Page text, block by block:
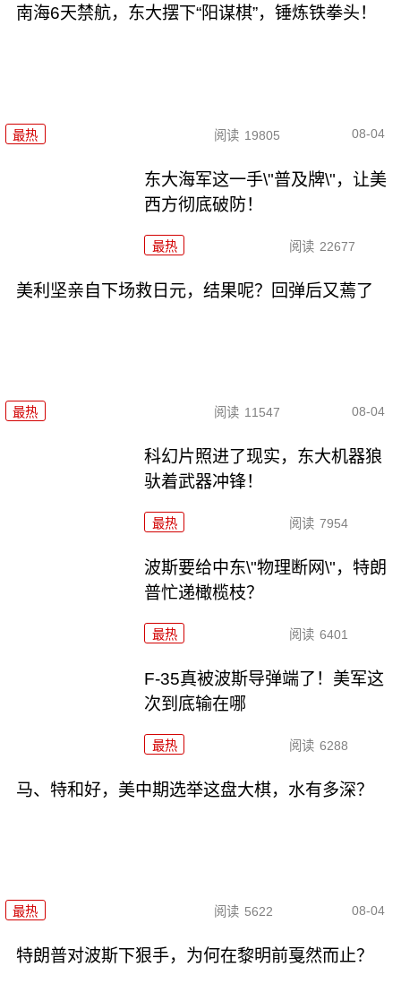
南海6天禁航，东大摆下“阳谋棋”，锤炼铁拳头！
最热 阅读 19805 08-04
东大海军这一手\"普及牌\"，让美
西方彻底破防！
最热 阅读 22677
美利坚亲自下场救日元，结果呢？回弹后又蔫了
最热 阅读 11547 08-04
科幻片照进了现实，东大机器狼
驮着武器冲锋！
最热 阅读 7954
波斯要给中东\"物理断网\"，特朗
普忙递橄榄枝？
最热 阅读 6401
F-35真被波斯导弹端了！美军这
次到底输在哪
最热 阅读 6288
马、特和好，美中期选举这盘大棋，水有多深？
最热 阅读 5622 08-04
特朗普对波斯下狠手，为何在黎明前戛然而止？